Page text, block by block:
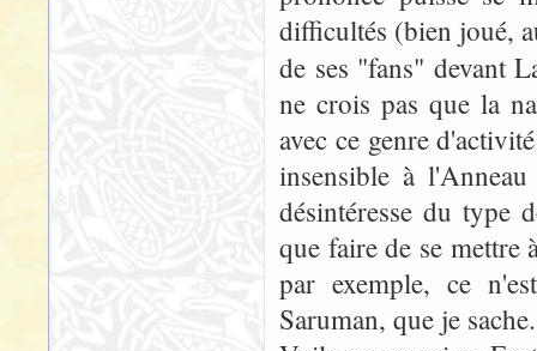
difficultés (bien joué,
de ses "fans" devant
ne crois pas que la
avec ce genre
insensible à
désintéresse du type
que faire de se mettre
par exemple, ce
Saruman, que je